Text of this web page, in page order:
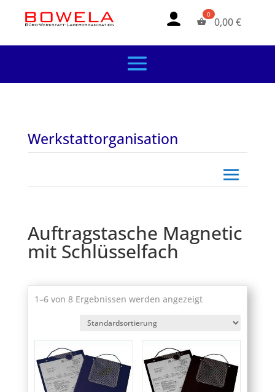
0,00€
Werkstattorganisation
Auftragstasche Magnetic
mit Schlüsselfach
1–6 von 8 Ergebnissen werden angezeigt